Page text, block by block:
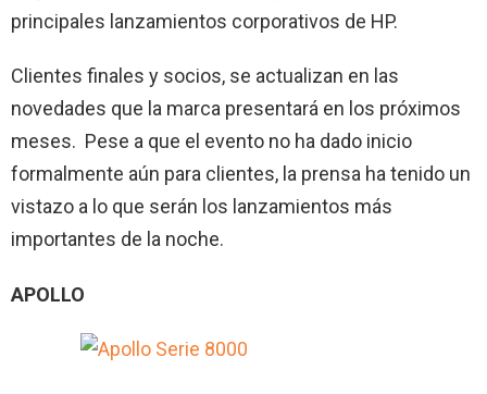
principales lanzamientos corporativos de HP.
Clientes finales y socios, se actualizan en las
novedades que la marca presentará en los próximos
meses. Pese a que el evento no ha dado inicio
formalmente aún para clientes, la prensa ha tenido un
vistazo a lo que serán los lanzamientos más
importantes de la noche.
APOLLO